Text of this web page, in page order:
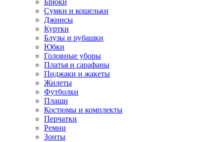
Сумки и кошельки
Джинсы
Куртки
Блузы и рубашки
Юбки
Головные уборы
Платья и сарафаны
Пиджаки и жакеты
Жилеты
Футболки
Плащи
Костюмы и комплекты
Перчатки
Ремни
Зонты